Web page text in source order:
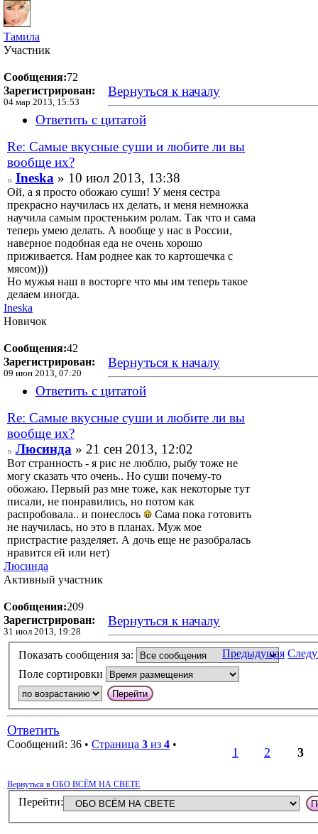
Тамила
Участник
Сообщения:72
Зарегистрирован:
04 мар 2013, 15:53
Вернуться к началу
Ответить с цитатой
Re: Самые вкусные суши и любите ли вы
вообще их?
Ineska » 10 июл 2013, 13:38
Ой, а я просто обожаю суши! У меня сестра
прекрасно научилась их делать, и меня немножка
научила самым простеньким ролам. Так что и сама
теперь умею делать. А вообще у нас в России,
наверное подобная еда не очень хорошо
приживается. Нам роднее как то картошечка с
мясом)))
Но мужья наш в восторге что мы им теперь такое
делаем иногда.
Ineska
Новичок
Сообщения:42
Зарегистрирован:
09 июн 2013, 07:20
Вернуться к началу
Ответить с цитатой
Re: Самые вкусные суши и любите ли вы
вообще их?
Люсинда » 21 сен 2013, 12:02
Вот странность - я рис не люблю, рыбу тоже не
могу сказать что очень.. Но суши почему-то
обожаю. Первый раз мне тоже, как некоторые тут
писали, не понравились, но потом как
распробовала.. и понеслось
Сама пока готовить
не научилась, но это в планах. Муж мое
пристрастие разделяет. А дочь еще не разобралась
нравится ей или нет)
Люсинда
Активный участник
Сообщения:209
Зарегистрирован:
31 июл 2013, 19:28
Вернуться к началу
Предыдущая
Показать сообщения за:
Поле сортировки
Ответить
Сообщений: 36 • Страница 3 из 4 •
1 2 3
Вернуться в ОБО ВСЁМ НА СВЕТЕ
Перейти: